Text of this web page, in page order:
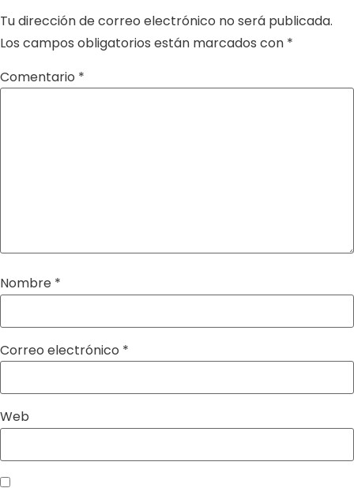
Tu dirección de correo electrónico no será publicada.
Los campos obligatorios están marcados con *
Comentario *
Nombre *
Correo electrónico *
Web